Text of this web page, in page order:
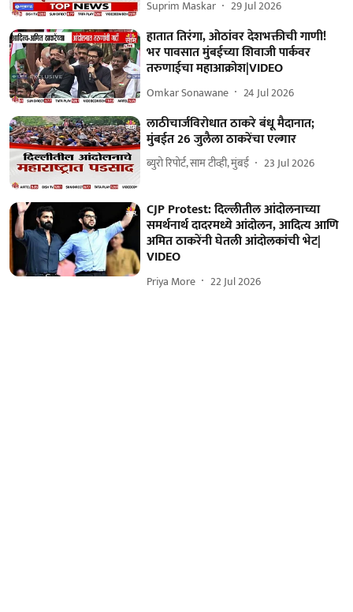
Suprim Maskar 29 Jul 2026
हातात तिरंगा, ओठांवर देशभक्तीची गाणी!
भर पावसात मुंबईच्या शिवाजी पार्कवर
तरुणाईचा महाआक्रोश|VIDEO
Omkar Sonawane 24 Jul 2026
लाठीचार्जविरोधात ठाकरे बंधू मैदानात;
मुंबईत 26 जुलैला ठाकरेंचा एल्गार
ब्युरो रिपोर्ट, साम टीव्ही, मुंबई 23 Jul 2026
CJP Protest: दिल्लीतील आंदोलनाच्या
समर्थनार्थ दादरमध्ये आंदोलन, आदित्य आणि
अमित ठाकरेंनी घेतली आंदोलकांची भेट|
VIDEO
Priya More 22 Jul 2026